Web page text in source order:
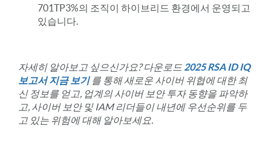
701TP3%의 조직이 하이브리드 환경에서 운영되고
있습니다.
자세히 알아보고 싶으신가요? 다운로드 2025 RSA ID IQ
보고서 지금 보기를 통해 새로운 사이버 위협에 대한 최
신 정보를 얻고, 업계의 사이버 보안 투자 동향을 파악하
고, 사이버 보안 및 IAM 리더들이 내년에 우선순위를 두
고 있는 위험에 대해 알아보세요.